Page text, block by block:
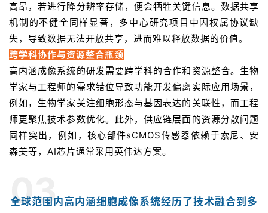
高昂，若进行降分辨率存储，便会牺牲关键信息。数据共享
机制的不健全同样显著，多中心研究项目中因权属协议缺
失，导致数据无法开放共享，进而难以释放数据的价值。
跨学科协作与资源整合瓶颈
高内涵成像系统的研发需要跨学科的合作和资源整合。生物
学家与工程师的需求错位导致功能开发偏离实际应用场景，
例如，生物学家关注细胞形态与基因表达的关联性，而工程
师更聚焦技术参数优化。此外，供应链层面的资源分散问题
同样突出，例如，核心部件sCMOS传感器依赖于索尼、安
森美等，AI芯片通常采用英伟达方案。
03
全球范围内高内涵细胞成像系统经历了技术融合到多